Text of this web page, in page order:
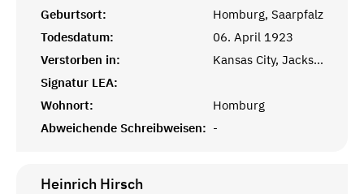
Geburtsort:
Homburg, Saarpfalz
Todesdatum:
06. April 1923
Verstorben in:
Kansas City, Jackson, MO
Signatur LEA:
Wohnort:
Homburg
Abweichende Schreibweisen: -
Heinrich Hirsch